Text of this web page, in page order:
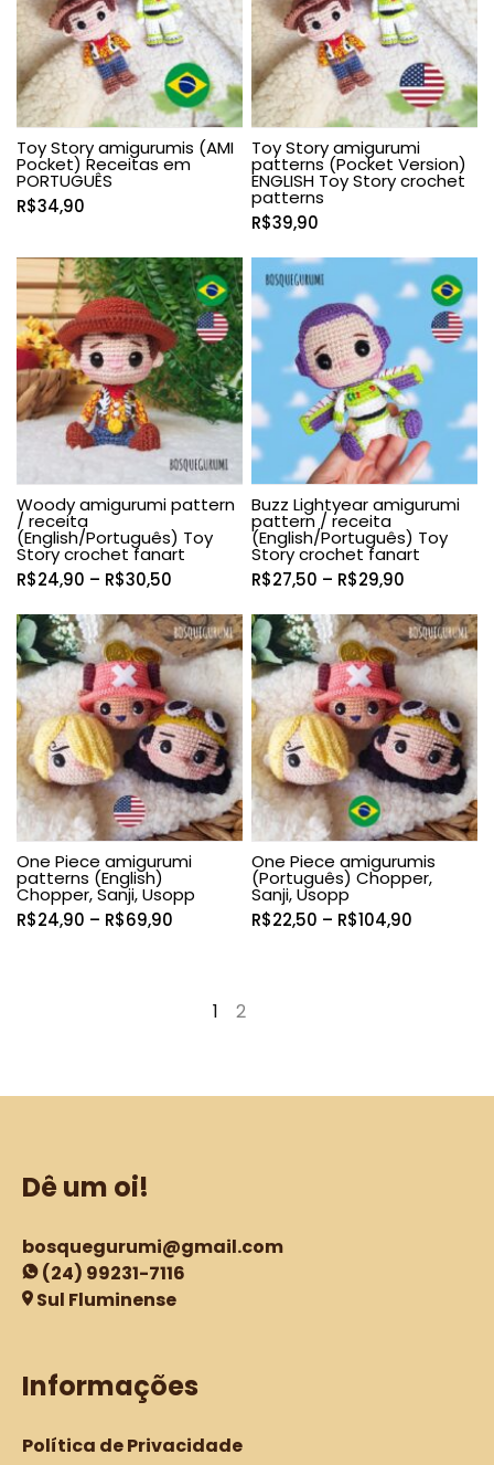
Toy Story amigurumis (AMI
Pocket) Receitas em
PORTUGUÊS
R$34,90
Toy Story amigurumi
patterns (Pocket Version)
ENGLISH Toy Story crochet
patterns
R$39,90
Woody amigurumi pattern
/ receita
(English/Português) Toy
Story crochet fanart
R$24,90 – R$30,50
preço:
R$24,90
através
R$30,50
Buzz Lightyear amigurumi
pattern / receita
(English/Português) Toy
Story crochet fanart
R$27,50 – R$29,90
preço:
R$27,50
através
R$29,90
One Piece amigurumi
patterns (English)
Chopper, Sanji, Usopp
R$24,90 – R$69,90
através
One Piece amigurumis
(Português) Chopper,
Sanji, Usopp
R$22,50 – R$104,90
1 2
Dê um oi!
bosquegurumi@gmail.com
(24) 99231-7116
Sul Fluminense
Informações
Política de Privacidade